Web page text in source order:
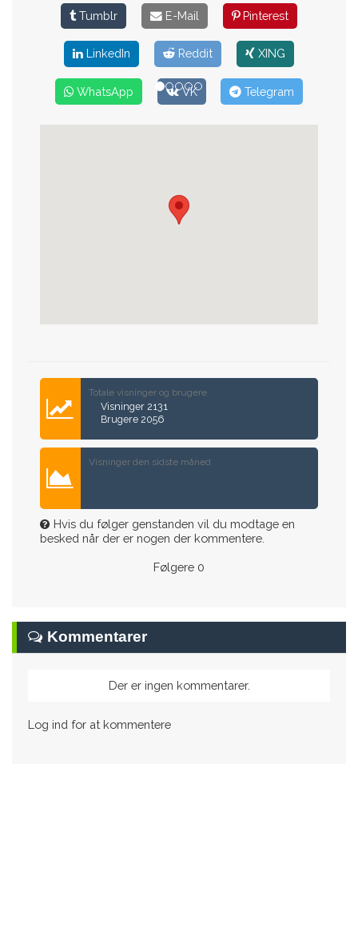
Tumblr E-Mail Pinterest
LinkedIn Reddit XING
WhatsApp VK Telegram
Totale visninger og brugere
Visninger 2131
Brugere 2056
Visninger den sidste måned
Hvis du følger genstanden vil du modtage en
besked når der er nogen der kommentere.
Følgere 0
Kommentarer
Der er ingen kommentarer.
Log ind for at kommentere